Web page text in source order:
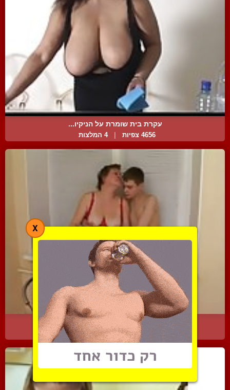
עקרת בית שומרת על הניקיו...
4656 צפיות 4 המלצות
אם ובנה משתובבים להם בבי...
6309 צפיות | 9 המלצות
X